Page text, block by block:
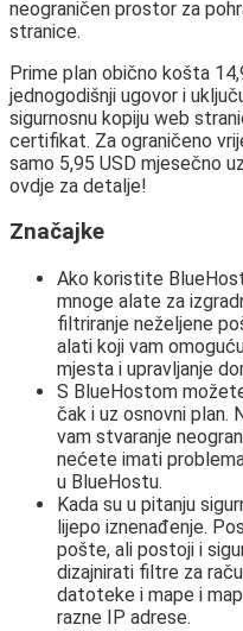
neograničen prostor za
stranice.
Prime plan obično košta
jednogodišnji ugovor i
sigurnosnu kopiju web
certifikat. Za ograničeno
samo 5,95 USD mjesečno
ovdje za detalje!
Značajke
Ako koristite
mnoge alate za
filtriranje neželjene
alati koji vam
mjesta i upravljanje
S BlueHostom
čak i uz osnovni plan.
vam stvaranje
nećete imati
u BlueHostu.
Kada su u pitanju
lijepo iznenađenje.
pošte, ali postoji i
dizajnirati filtre za
datoteke i mape i
razne IP adrese.